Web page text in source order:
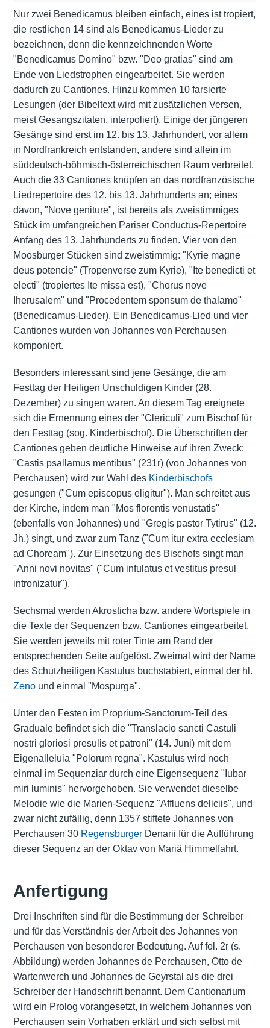
Nur zwei Benedicamus bleiben einfach, eines ist tropiert,
die restlichen 14 sind als Benedicamus-Lieder zu
bezeichnen, denn die kennzeichnenden Worte
"Benedicamus Domino" bzw. "Deo gratias" sind am
Ende von Liedstrophen eingearbeitet. Sie werden
dadurch zu Cantiones. Hinzu kommen 10 farsierte
Lesungen (der Bibeltext wird mit zusätzlichen Versen,
meist Gesangszitaten, interpoliert). Einige der jüngeren
Gesänge sind erst im 12. bis 13. Jahrhundert, vor allem
in Nordfrankreich entstanden, andere sind allein im
süddeutsch-böhmisch-österreichischen Raum verbreitet.
Auch die 33 Cantiones knüpfen an das nordfranzösische
Liedrepertoire des 12. bis 13. Jahrhunderts an; eines
davon, "Nove geniture", ist bereits als zweistimmiges
Stück im umfangreichen Pariser Conductus-Repertoire
Anfang des 13. Jahrhunderts zu finden. Vier von den
Moosburger Stücken sind zweistimmig: "Kyrie magne
deus potencie" (Tropenverse zum Kyrie), "Ite benedicti et
electi" (tropiertes Ite missa est), "Chorus nove
Iherusalem" und "Procedentem sponsum de thalamo"
(Benedicamus-Lieder). Ein Benedicamus-Lied und vier
Cantiones wurden von Johannes von Perchausen
komponiert.
Besonders interessant sind jene Gesänge, die am
Festtag der Heiligen Unschuldigen Kinder (28.
Dezember) zu singen waren. An diesem Tag ereignete
sich die Ernennung eines der "Clericuli" zum Bischof für
den Festtag (sog. Kinderbischof). Die Überschriften der
Cantiones geben deutliche Hinweise auf ihren Zweck:
"Castis psallamus mentibus" (231r) (von Johannes von
Perchausen) wird zur Wahl des Kinderbischofs
gesungen ("Cum episcopus eligitur"). Man schreitet aus
der Kirche, indem man "Mos florentis venustatis"
(ebenfalls von Johannes) und "Gregis pastor Tytirus" (12.
Jh.) singt, und zwar zum Tanz ("Cum itur extra ecclesiam
ad Choream"). Zur Einsetzung des Bischofs singt man
"Anni novi novitas" ("Cum infulatus et vestitus presul
intronizatur").
Sechsmal werden Akrosticha bzw. andere Wortspiele in
die Texte der Sequenzen bzw. Cantiones eingearbeitet.
Sie werden jeweils mit roter Tinte am Rand der
entsprechenden Seite aufgelöst. Zweimal wird der Name
des Schutzheiligen Kastulus buchstabiert, einmal der hl.
Zenound einmal "Mospurga".
Unter den Festen im Proprium-Sanctorum-Teil des
Graduale befindet sich die "Translacio sancti Castuli
nostri gloriosi presulis et patroni" (14. Juni) mit dem
Eigenalleluia "Polorum regna". Kastulus wird noch
einmal im Sequenziar durch eine Eigensequenz "Iubar
miri luminis" hervorgehoben. Sie verwendet dieselbe
Melodie wie die Marien-Sequenz "Affluens deliciis", und
zwar nicht zufällig, denn 1357 stiftete Johannes von
Perchausen 30 RegensburgerDenarii für die Aufführung
dieser Sequenz an der Oktav von Mariä Himmelfahrt.
Anfertigung
Drei Inschriften sind für die Bestimmung der Schreiber
und für das Verständnis der Arbeit des Johannes von
Perchausen von besonderer Bedeutung. Auf fol. 2r (s.
Abbildung) werden Johannes de Perchausen, Otto de
Wartenwerch und Johannes de Geyrstal als die drei
Schreiber der Handschrift benannt. Dem Cantionarium
wird ein Prolog vorangesetzt, in welchem Johannes von
Perchausen sein Vorhaben erklärt und sich selbst mit